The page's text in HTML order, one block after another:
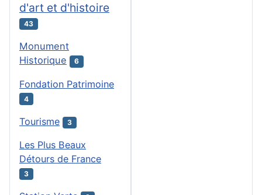
d'art et d'histoire
43
Monument
Historique
6
Fondation Patrimoine
4
Tourisme 3
Les Plus Beaux
Détours de France
3